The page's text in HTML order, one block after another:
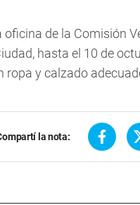
oficina de la Comisión
hasta el 10 de
ropa y calzado
la nota: